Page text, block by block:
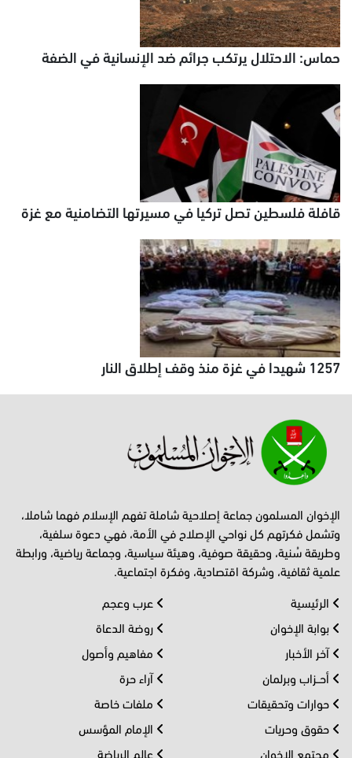
حماس: الاحتلال يرتكب جرائم ضد الإنسانية في الضفة
قافلة فلسطين تصل تركيا في مسيرتها التضامنية مع غزة
1257 شهيدا في غزة منذ وقف إطلاق النار
الإخوان المسلمون جماعة إصلاحية شاملة تفهم الإسلام فهما شاملا،
وتشمل فكرتهم كل نواحي الإصلاح في الأمة، فهي دعوة سلفية،
وطريقة سُنية، وحقيقة صوفية، وهيئة سياسية، وجماعة رياضية، ورابطة
علمية ثقافية، وشركة اقتصادية، وفكرة اجتماعية.
الرئيسية
بوابة الإخوان
آخر الأخبار
أحــزاب وبرلمان
حوارات وتحقيقات
حقوق وحريات
مجتمع الإخوان
عرب وعجم
روضة الدعاة
مفاهيم وأصول
آراء حرة
ملفات خاصة
الإمام المؤسس
عالم الرياضة